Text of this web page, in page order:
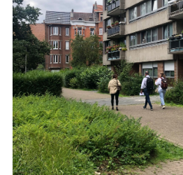
Previous